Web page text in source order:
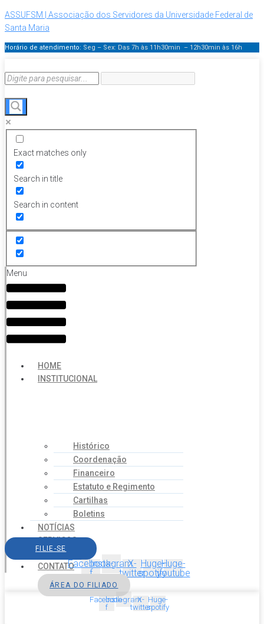
ASSUFSM | Associação dos Servidores da Universidade Federal de
Santa Maria
Horário de atendimento: Seg – Sex: Das 7h às 11h30min – 12h30min às 16h
Exact matches only
Search in title
Search in content
Menu
HOME
INSTITUCIONAL
Histórico
Coordenação
Financeiro
Estatuto e Regimento
Cartilhas
Boletins
NOTÍCIAS
SERVIÇOS
AGENDA
CONTATO
FILIE-SE
Facebook-
f
InstagramX-
twitter
Huge-
spotify
Huge-
youtube
ÁREA DO FILIADO
Facebook-
f
InstagramX-
twitter
Huge-
spotify